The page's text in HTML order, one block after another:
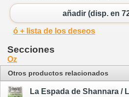
añadir (disp. en
ó + lista de los deseos
Secciones
Oz
Otros productos relacionados